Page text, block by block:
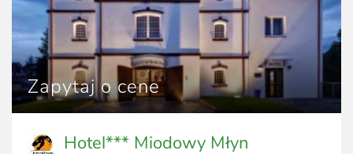
Zapytaj o cene
Hotel*** Miodowy Młyn